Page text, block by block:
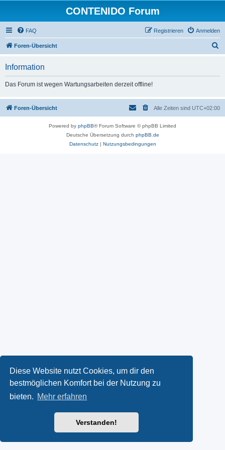
Diese Website nutzt Cookies, um dir den
bestmöglichen Komfort bei der Nutzung zu
bieten. Mehr erfahren
Verstanden!
CONTENIDO Forum
FAQ Anmelden
Registrieren
Foren-Übersicht
Information
Das Forum ist wegen Wartungsarbeiten derzeit offline!
Foren-Übersicht Alle Zeiten sind UTC+02:00
Powered by phpBB® Forum Software © phpBB Limited
Deutsche Übersetzung durch phpBB.de
Datenschutz| Nutzungsbedingungen